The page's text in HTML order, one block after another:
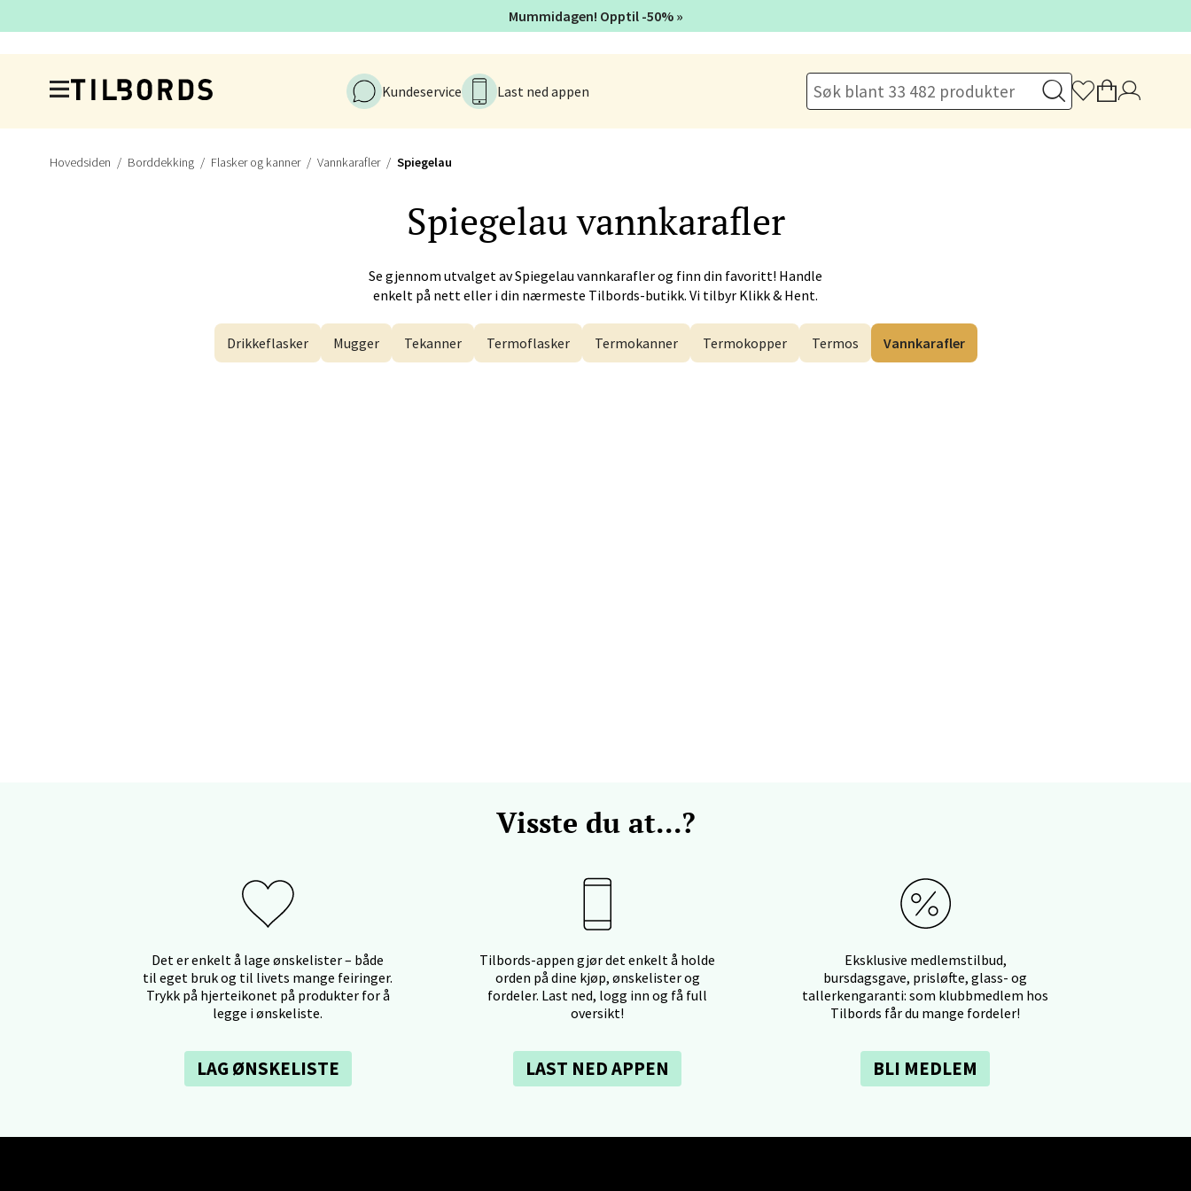
Kundeservice
Last ned appen
Hovedsiden Borddekking Flasker og kanner Vannkarafler Spiegelau
Spiegelauvannkarafler
Se gjennom utvalget avSpiegelau vannkarafler og finn din favoritt! Handle
enkelt på nett eller i din nærmeste Tilbords-butikk. Vi tilbyr Klikk & Hent.
Drikkeflasker Mugger Tekanner Termoflasker Termokanner Termokopper Termos Vannkarafler
Visste du at...?
Det er enkelt å lage ønskelister – både
til eget bruk og til livets mange feiringer.
Trykk på hjerteikonet på produkter for å
legge i ønskeliste.
LAG ØNSKELISTE
Tilbords-appen gjør det enkelt å holde
orden på dine kjøp, ønskelister og
fordeler. Last ned, logg inn og få full
oversikt!
LAST NED APPEN
Eksklusive medlemstilbud,
bursdagsgave, prisløfte, glass- og
tallerkengaranti: som klubbmedlem hos
Tilbords får du mange fordeler!
BLI MEDLEM
Mummidagen! Opptil -50% »
Kristiansund - Futura
Industriveien 17, 6517 Kristiansund
Åpningstider ikke tilgjengelig
Velg
Naustdalsveien 4, 6800 Førde
Åpent i dag 10-20
Bergen - Galleriet
Lars Hertervigs gate 6, 4005 Stavanger
Myrdalsvegen 2, 5130 Nyborg
Åpent i dag 10-21
Velg
Sandefjord - Hvaltorvet
Åpent i dag 10-20
Velg